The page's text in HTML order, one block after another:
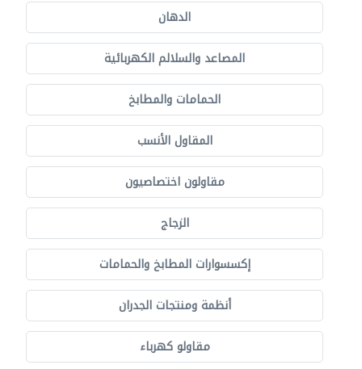
الدهان
المصاعد والسلالم الكهربائية
الحمامات والمطابخ
المقاول الأنسب
مقاولون اختصاصيون
الزجاج
إكسسوارات المطابخ والحمامات
أنظمة ومنتجات الجدران
مقاولو كهرباء